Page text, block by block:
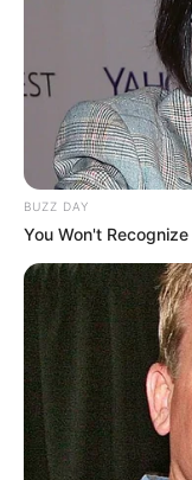
PUBLICAÇÕES
Notícia
FAÇA O SEU
FALE CONOSCO
Nome
E-mail*
BUZZ DAY
You Won't